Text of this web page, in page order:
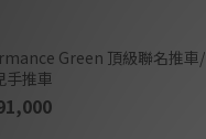
Green 頂級聯名推車/
手推車